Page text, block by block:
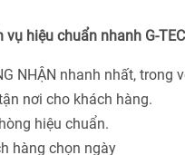
hiệu chuẩn nhanh G-
NHẬN nhanh nhất, trong
nơi cho khách hàng.
hiệu chuẩn.
hàng chọn ngày